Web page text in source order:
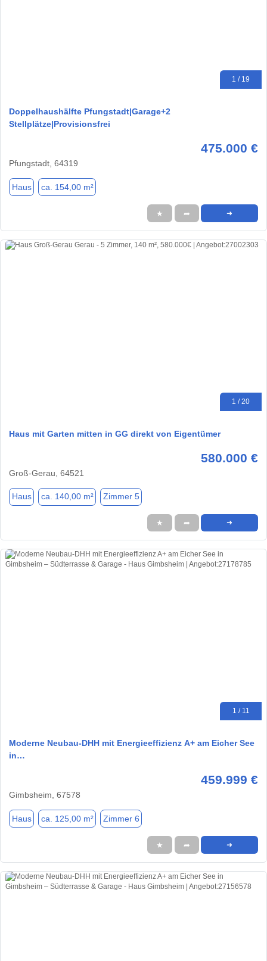
1 / 19
Doppelhaushälfte Pfungstadt|Garage+2
Stellplätze|Provisionsfrei
475.000 €
Pfungstadt, 64319
Haus ca. 154,00 m²
★ ➦ ➜
1 / 20
Haus mit Garten mitten in GG direkt von Eigentümer
580.000 €
Groß-Gerau, 64521
Haus ca. 140,00 m² Zimmer 5
★ ➦ ➜
1 / 11
Moderne Neubau-DHH mit Energieeffizienz A+ am Eicher See
in…
459.999 €
Gimbsheim, 67578
Haus ca. 125,00 m² Zimmer 6
★ ➦ ➜